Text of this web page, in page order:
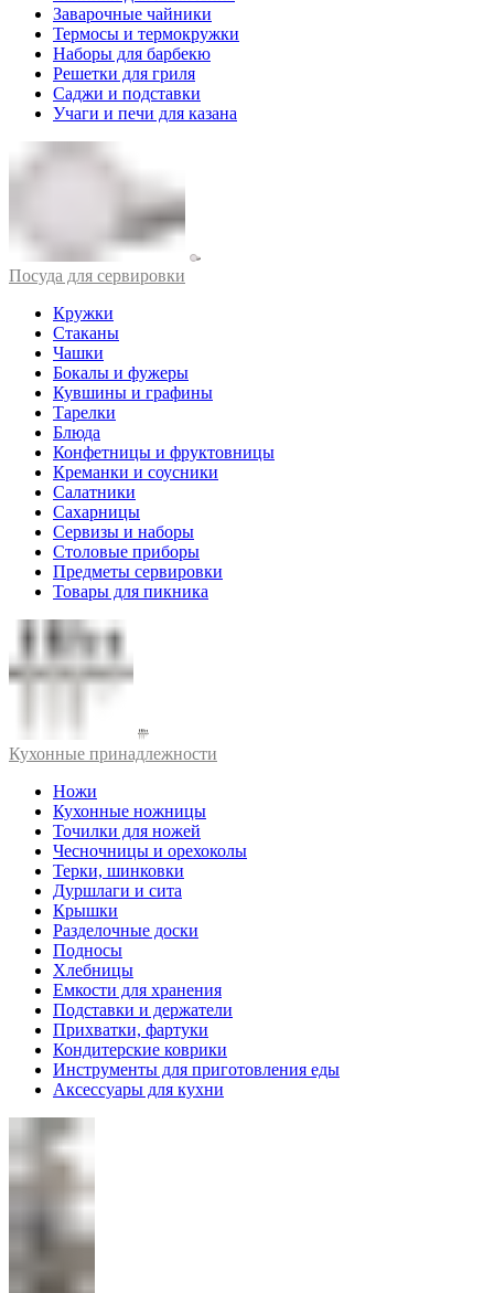
Заварочные чайники
Термосы и термокружки
Наборы для барбекю
Решетки для гриля
Саджи и подставки
Учаги и печи для казана
Посуда для сервировки
Кружки
Стаканы
Чашки
Бокалы и фужеры
Кувшины и графины
Тарелки
Блюда
Конфетницы и фруктовницы
Креманки и соусники
Салатники
Сахарницы
Сервизы и наборы
Столовые приборы
Предметы сервировки
Товары для пикника
Кухонные принадлежности
Ножи
Кухонные ножницы
Точилки для ножей
Чесночницы и орехоколы
Терки, шинковки
Дуршлаги и сита
Крышки
Разделочные доски
Подносы
Хлебницы
Емкости для хранения
Подставки и держатели
Прихватки, фартуки
Кондитерские коврики
Инструменты для приготовления еды
Аксессуары для кухни